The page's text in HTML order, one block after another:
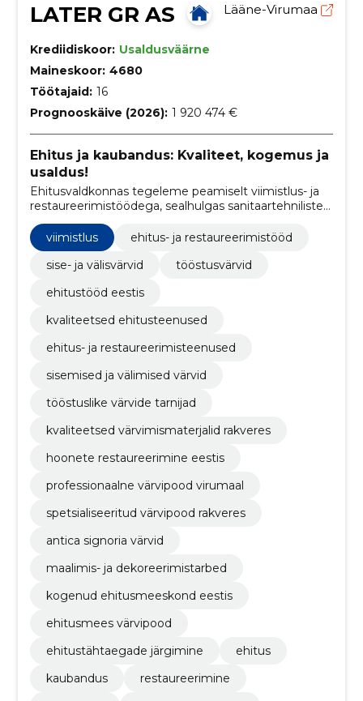
LATER GR AS Lääne-Virumaa
Krediidiskoor: Usaldusväärne
Maineskoor: 4680
Töötajaid: 16
Prognooskäive (2026): 1 920 474 €
Ehitus ja kaubandus: Kvaliteet, kogemus ja
usaldus!
Ehitusvaldkonnas tegeleme peamiselt viimistlus- ja
restaureerimistöödega, sealhulgas sanitaartehniliste
ja ventilatsioonitöödega.
viimistlus
ehitus- ja restaureerimistööd
sise- ja välisvärvid
tööstusvärvid
ehitustööd eestis
kvaliteetsed ehitusteenused
ehitus- ja restaureerimisteenused
sisemised ja välimised värvid
tööstuslike värvide tarnijad
kvaliteetsed värvimismaterjalid rakveres
hoonete restaureerimine eestis
professionaalne värvipood virumaal
spetsialiseeritud värvipood rakveres
antica signoria värvid
maalimis- ja dekoreerimistarbed
kogenud ehitusmeeskond eestis
ehitusmees värvipood
ehitustähtaegade järgimine
ehitus
kaubandus
restaureerimine